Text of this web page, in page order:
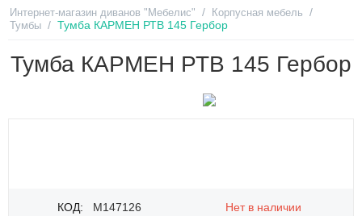
Интернет-магазин диванов "Мебелис" / Корпусная мебель /
Тумбы / Тумба КАРМЕН РТВ 145 Гербор
Тумба КАРМЕН РТВ 145 Гербор
КОД: M147126 Нет в наличии